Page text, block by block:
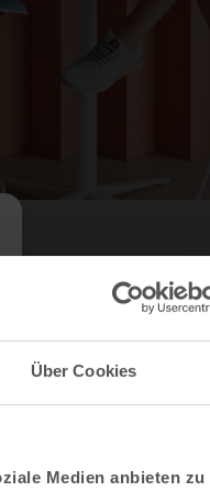
Über Cookies
Medien anbieten zu